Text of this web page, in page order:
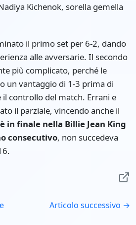
Kichenok, sorella gemella
il primo set per 6-2, dando
alle avversarie. Il secondo
più complicato, perché le
un vantaggio di 1-3 prima di
controllo del match. Errani e
il parziale, vincendo anche il
in finale nella Billie Jean King
consecutivo, non succedeva
Articolo successivo →